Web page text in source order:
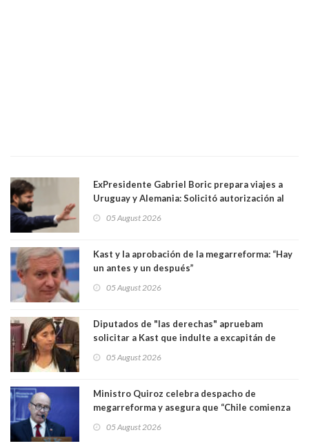
ExPresidente Gabriel Boric prepara viajes a
Uruguay y Alemania: Solicitó autorización al
05 August 2026
Kast y la aprobación de la megarreforma: “Hay
un antes y un después”
05 August 2026
Diputados de "las derechas" apruebam
solicitar a Kast que indulte a excapitán de
senadora Fabiola Campillai
05 August 2026
Ministro Quiroz celebra despacho de
megarreforma y asegura que “Chile comienza
05 August 2026